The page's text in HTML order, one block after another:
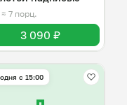
≈ 7 порц.
3 090 ₽
с 15:00